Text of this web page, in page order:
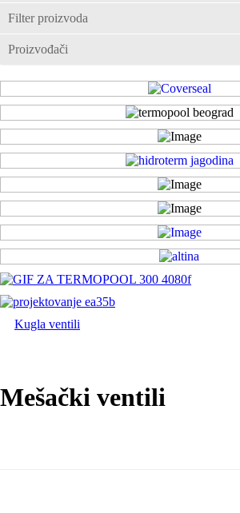
Filter proizvoda
Proizvođači
Kugla ventili
Mešački ventili